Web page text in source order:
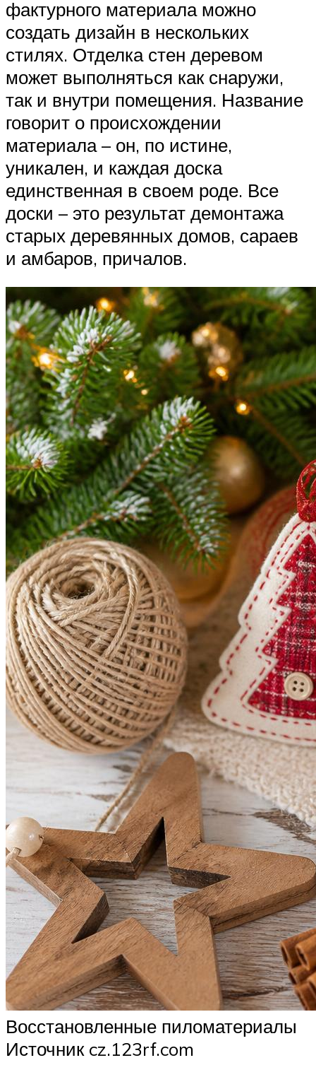
фактурного материала можно
создать дизайн в нескольких
стилях. Отделка стен деревом
может выполняться как снаружи,
так и внутри помещения. Название
говорит о происхождении
материала – он, по истине,
уникален, и каждая доска
единственная в своем роде. Все
доски – это результат демонтажа
старых деревянных домов, сараев
и амбаров, причалов.
Восстановленные пиломатериалы
Источник cz.123rf.com